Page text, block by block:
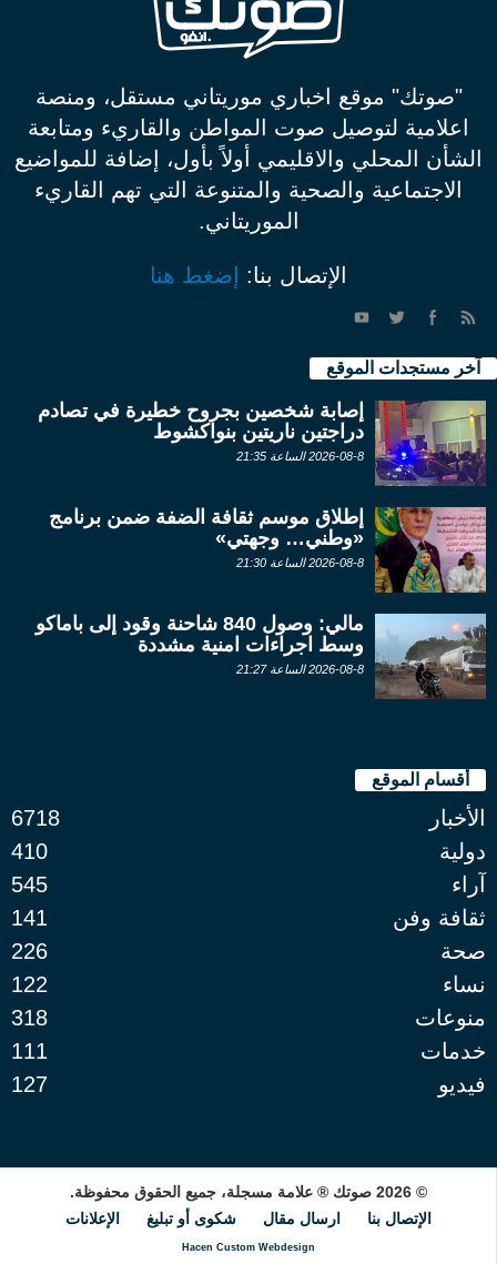
"صوتك" موقع اخباري موريتاني مستقل، ومنصة
اعلامية لتوصيل صوت المواطن والقاريء ومتابعة
الشأن المحلي والاقليمي أولاً بأول، إضافة للمواضيع
الاجتماعية والصحية والمتنوعة التي تهم القاريء
الموريتاني.
الإتصال بنا: إضغط هنا
آخر مستجدات الموقع
إصابة شخصين بجروح خطيرة في تصادم
دراجتين ناريتين بنواكشوط
2026-08-8 الساعة 21:35
إطلاق موسم ثقافة الضفة ضمن برنامج
«وطني… وجهتي»
2026-08-8 الساعة 21:30
مالي: وصول 840 شاحنة وقود إلى باماكو
وسط اجراءات امنية مشددة
2026-08-8 الساعة 21:27
أقسام الموقع
الأخبار
6718
دولية
410
آراء
545
ثقافة وفن
141
صحة
226
نساء
122
منوعات
318
خدمات
111
فيديو
127
© 2026 صوتك ® علامة مسجلة، جميع الحقوق محفوظة.
الإتصال بنا
ارسال مقال شكوى أو تبليغ الإعلانات
Hacen Custom Webdesign